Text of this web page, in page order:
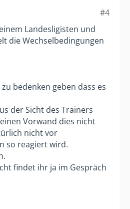
#4
Landesligisten und
die Wechselbedingungen
bedenken geben dass es
der Sicht des Trainers
Vorwand dies nicht
nicht vor
so reagiert wird.
findet ihr ja im Gespräch